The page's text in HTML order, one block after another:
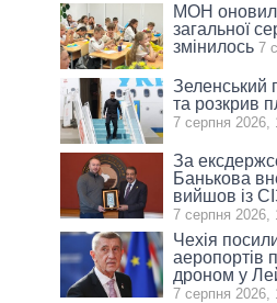
МОН
загальної
змінилось 7
Зеленський
та розкрив
7 серпня 2026,
За
Банькова
вийшов із
7 серпня 2026,
Чехія
аеропортів
дроном у
7 серпня 2026,